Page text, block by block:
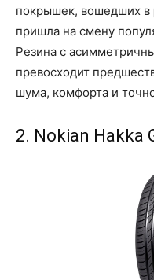
покрышек, вошедших в
пришла на смену
Резина с
превосходит
шума, комфорта и
2. Nokian Hakka